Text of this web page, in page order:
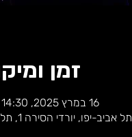
זמן
16 במרץ 2025, 14:30 – 22:30
תל אביב-יפו, יורדי הסירה 1, תל אביב-יפו, ישראל